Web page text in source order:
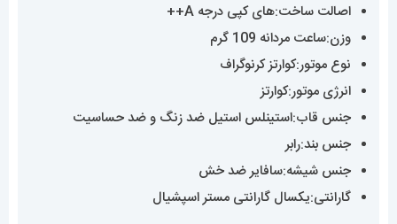
اصالت ساخت:های کپی درجه A++
وزن:ساعت مردانه 109 گرم
نوع موتور:کوارتز کرنوگراف
انرژی موتور:کوارتز
جنس قاب:استینلس استیل ضد زنگ و ضد حساسیت
جنس بند:رابر
جنس شیشه:سافایر ضد خش
گارانتی:یکسال گارانتی مستر اسپشیال